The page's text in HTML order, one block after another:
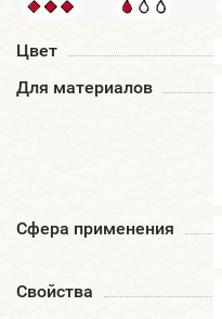
Цвет
Для материалов
Сфера применения
Свойства